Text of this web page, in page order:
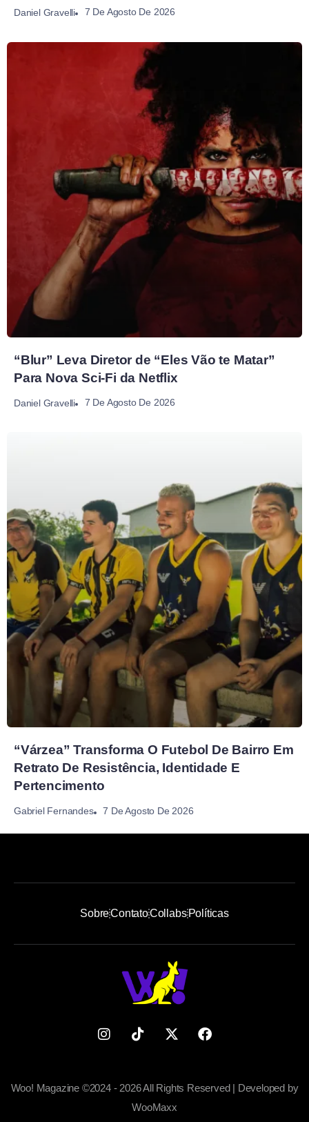
Daniel Gravelli 7 De Agosto De 2026
“Blur” Leva Diretor de “Eles Vão te Matar”
Para Nova Sci-Fi da Netflix
Daniel Gravelli 7 De Agosto De 2026
“Várzea” Transforma O Futebol De Bairro Em
Retrato De Resistência, Identidade E
Pertencimento
Gabriel Fernandes 7 De Agosto De 2026
SobreContatoCollabsPolíticas
Woo! Magazine ©2024 - 2026 All Rights Reserved | Developed by
WooMaxx